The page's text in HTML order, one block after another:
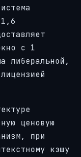
с 1
либеральной,
ценовую
при
кэшу